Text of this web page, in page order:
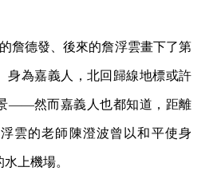
詹德發、後來的詹浮雲畫下了第
身為嘉義人，北回歸線地標或許
——然而嘉義人也都知道，距離
雲的老師陳澄波曾以和平使身
上機場。